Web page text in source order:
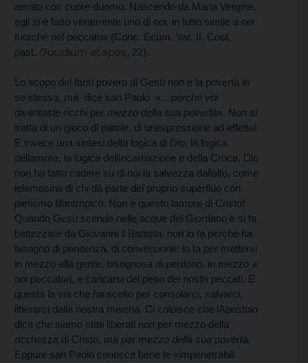
amato con cuore duomo. Nascendo da Maria Vergine,
egli si è fatto veramente uno di noi, in tutto simile a noi
fuorché nel peccato» (Conc. Ecum. Vat. II, Cost.
past. Gaudium et spes, 22).
Lo scopo del farsi povero di Gesù non è la povertà in
se stessa, ma  dice san Paolo  «…perché voi
diventaste ricchi per mezzo della sua povertà». Non si
tratta di un gioco di parole, di unespressione ad effetto!
E invece una sintesi della logica di Dio, la logica
dellamore, la logica dellIncarnazione e della Croce. Dio
non ha fatto cadere su di noi la salvezza dallalto, come
lelemosina di chi dà parte del proprio superfluo con
pietismo filantropico. Non è questo lamore di Cristo!
Quando Gesù scende nelle acque del Giordano e si fa
battezzare da Giovanni il Battista, non lo fa perché ha
bisogno di penitenza, di conversione; lo fa per mettersi
in mezzo alla gente, bisognosa di perdono, in mezzo a
noi peccatori, e caricarsi del peso dei nostri peccati. E
questa la via che ha scelto per consolarci, salvarci,
liberarci dalla nostra miseria. Ci colpisce che lApostolo
dica che siamo stati liberati non per mezzo della
ricchezza di Cristo, ma per mezzo della sua povertà.
Eppure san Paolo conosce bene le «impenetrabili